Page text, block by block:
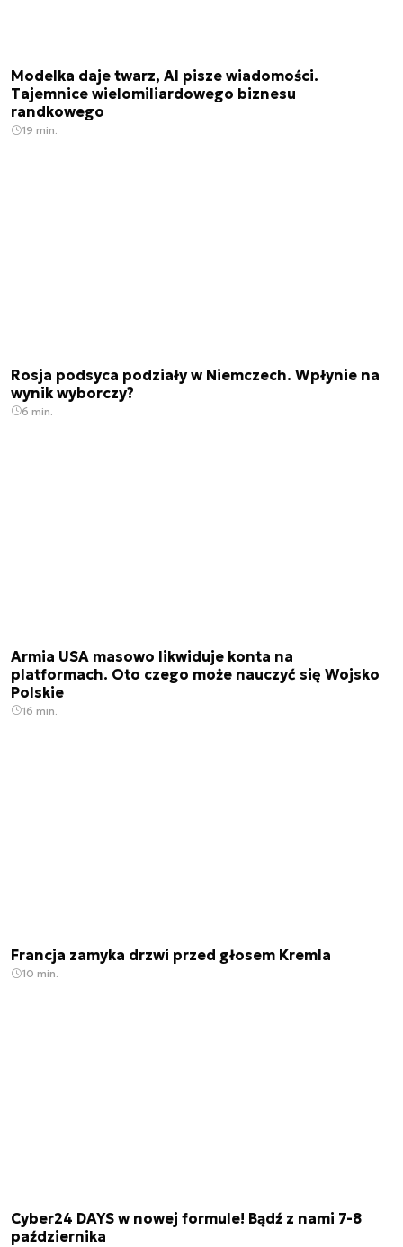
Modelka daje twarz, AI pisze wiadomości.
Tajemnice wielomiliardowego biznesu
randkowego
19 min.
Rosja podsyca podziały w Niemczech. Wpłynie na
wynik wyborczy?
6 min.
Armia USA masowo likwiduje konta na
platformach. Oto czego może nauczyć się Wojsko
Polskie
16 min.
Francja zamyka drzwi przed głosem Kremla
10 min.
Cyber24 DAYS w nowej formule! Bądź z nami 7-8
października